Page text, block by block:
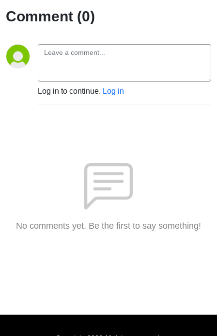
Comment (0)
Log in to continue. Log in
No comments yet. Be the first to say something!